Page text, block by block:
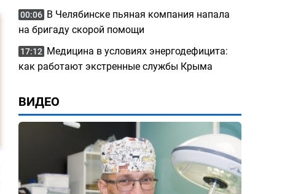
00:06 В Челябинске пьяная компания напала
на бригаду скорой помощи
17:12 Медицина в условиях энергодефицита:
как работают экстренные службы Крыма
ВИДЕО